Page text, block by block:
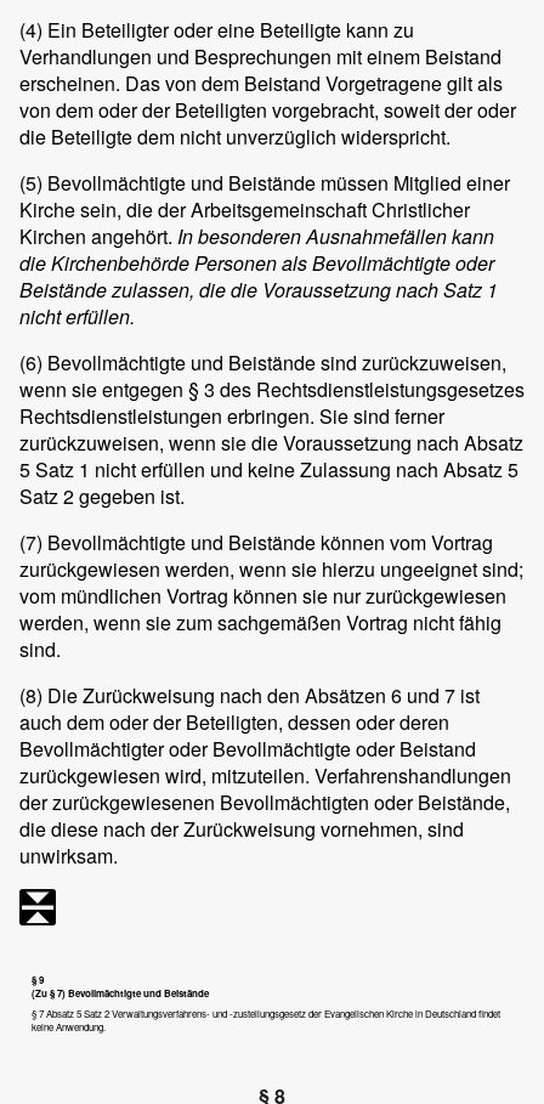
(4) Ein Beteiligter oder eine Beteiligte kann zu
Verhandlungen und Besprechungen mit einem Beistand
erscheinen. Das von dem Beistand Vorgetragene gilt als
von dem oder der Beteiligten vorgebracht, soweit der oder
die Beteiligte dem nicht unverzüglich widerspricht.
(5) Bevollmächtigte und Beistände müssen Mitglied einer
Kirche sein, die der Arbeitsgemeinschaft Christlicher
Kirchen angehört. In besonderen Ausnahmefällen kann
die Kirchenbehörde Personen als Bevollmächtigte oder
Beistände zulassen, die die Voraussetzung nach Satz 1
nicht erfüllen.
(6) Bevollmächtigte und Beistände sind zurückzuweisen,
wenn sie entgegen § 3 des Rechtsdienstleistungsgesetzes
Rechtsdienstleistungen erbringen. Sie sind ferner
zurückzuweisen, wenn sie die Voraussetzung nach Absatz
5 Satz 1 nicht erfüllen und keine Zulassung nach Absatz 5
Satz 2 gegeben ist.
(7) Bevollmächtigte und Beistände können vom Vortrag
zurückgewiesen werden, wenn sie hierzu ungeeignet sind;
vom mündlichen Vortrag können sie nur zurückgewiesen
werden, wenn sie zum sachgemäßen Vortrag nicht fähig
sind.
(8) Die Zurückweisung nach den Absätzen 6 und 7 ist
auch dem oder der Beteiligten, dessen oder deren
Bevollmächtigter oder Bevollmächtigte oder Beistand
zurückgewiesen wird, mitzuteilen. Verfahrenshandlungen
der zurückgewiesenen Bevollmächtigten oder Beistände,
die diese nach der Zurückweisung vornehmen, sind
unwirksam.
§ 9
(Zu § 7) Bevollmächtigte und Beistände
§ 7 Absatz 5 Satz 2 Verwaltungsverfahrens- und -zustellungsgesetz der Evangelischen Kirche in Deutschland findet
keine Anwendung.
§ 8